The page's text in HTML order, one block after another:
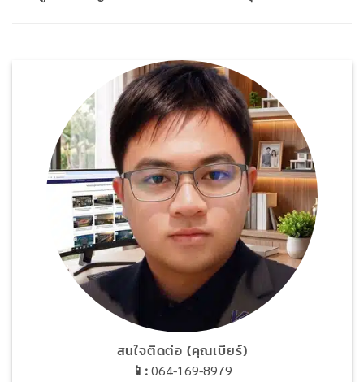
สนใจติดต่อ (คุณเบียร์)
📱:064-169-8979